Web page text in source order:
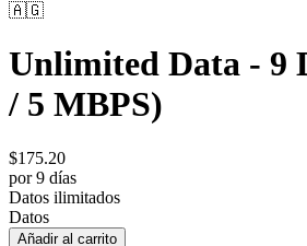
🇦🇬
Unlimited Data - 9
/ 5 MBPS)
$175.20
por 9 días
Datos ilimitados
Datos
Añadir al carrito